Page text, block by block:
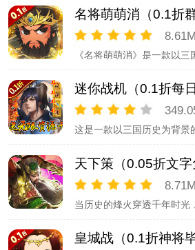
中。武将招募收集各种神将
地的快感。排兵布阵统一三
的终极梦想。
《名将萌萌消》是一款以三
游，在游戏中玩家将扮演一
武将，培养上古神兽，制霸
界，赶紧来下载体验吧！
这是一款以三国历史为背景
三国名将，通过挑战经典三
流寇来提升部队战力。玩家
国家，对城池展开争夺，获
当历史的烽火穿透千年时光
游，为你搭建起一方热血三
里，你不再是旁观者，而是
皇城战（0.1折神将